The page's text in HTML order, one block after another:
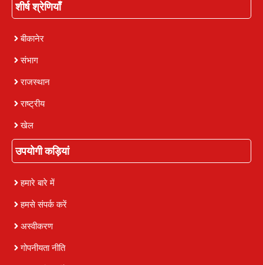
शीर्ष श्रेणियाँ
बीकानेर
संभाग
राजस्थान
राष्ट्रीय
खेल
उपयोगी कड़ियां
हमारे बारे में
हमसे संपर्क करें
अस्वीकरण
गोपनीयता नीति